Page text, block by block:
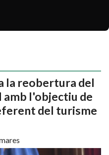
la reobertura del
amb l'objectiu de
del turisme